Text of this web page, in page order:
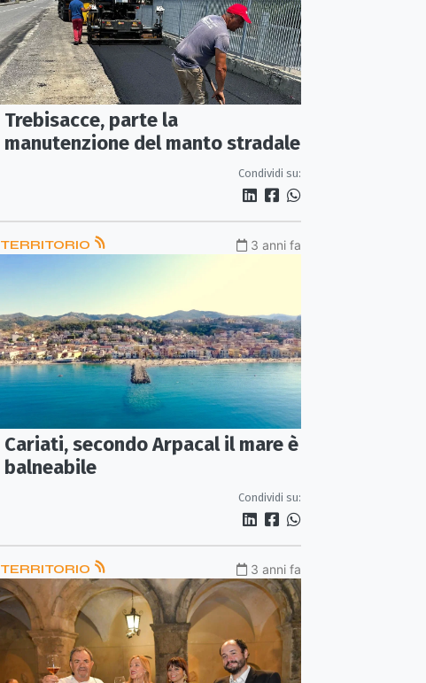
Trebisacce, parte la
manutenzione del manto stradale
Condividi su:
TERRITORIO 3 anni fa
Cariati, secondo Arpacal il mare è
balneabile
Condividi su:
TERRITORIO 3 anni fa